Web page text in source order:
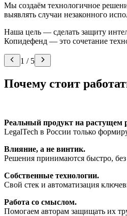
Мы создаём технологичное
выявлять случаи незаконного
Наша цель — сделать защиту
Копидефенд — это сочетание
1 / 5
Почему стоит
Реальный продукт на растущем
LegalTech в России только
Влияние, а не винтик.
Решения принимаются быстро,
Собственные технологии.
Свой стек и автоматизация
Работа со смыслом.
Помогаем авторам защищать их